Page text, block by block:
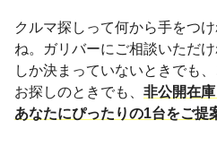
クルマ探しって何から手をつ
ね。ガリバーにご相談いただ
しか決まっていないときでも
お探しのときでも、 非公開在
あなたにぴったりの1台をご提